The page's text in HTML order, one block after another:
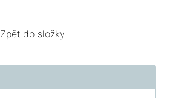
Zpět do složky